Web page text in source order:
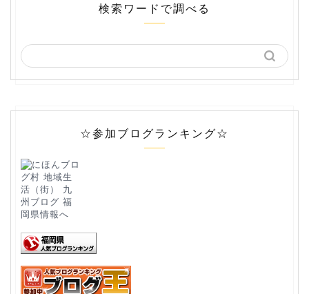
検索ワードで調べる
☆参加ブログランキング☆